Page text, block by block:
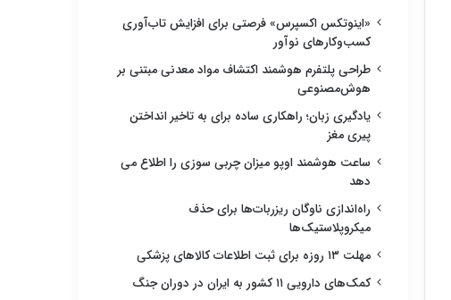
«اینوتکس اکسپرس» فرصتی برای افزایش تاب‌آوری
کسب‌وکارهای نوآور
طراحی پلتفرم هوشمند اکتشاف مواد معدنی مبتنی بر
هوش‌مصنوعی
یادگیری زبان؛ راهکاری ساده برای به تاخیر انداختن
پیری مغز
ساعت هوشمند اوپو میزان چربی سوزی را اطلاع می
دهد
راه‌اندازی ناوگان ریزربات‌ها برای حذف
میکروپلاستیک‌ها
مهلت ۱۳ روزه برای ثبت اطلاعات کالاهای پزشکی
کمک‌های دارویی ۱۱ کشور به ایران در دوران جنگ